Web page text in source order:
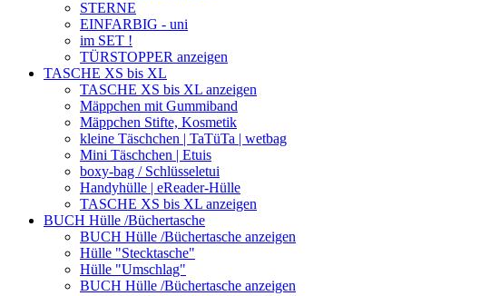
STERNE
EINFARBIG - uni
im SET !
TÜRSTOPPER anzeigen
TASCHE XS bis XL
TASCHE XS bis XL anzeigen
Mäppchen mit Gummiband
Mäppchen Stifte, Kosmetik
kleine Täschchen | TaTüTa | wetbag
Mini Täschchen | Etuis
boxy-bag / Schlüsseletui
Handyhülle | eReader-Hülle
TASCHE XS bis XL anzeigen
BUCH Hülle /Büchertasche
BUCH Hülle /Büchertasche anzeigen
Hülle "Stecktasche"
Hülle "Umschlag"
BUCH Hülle /Büchertasche anzeigen